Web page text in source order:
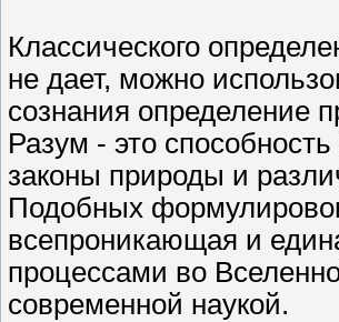
Классического
не дает, можно
сознания определение
Разум - это
законы природы и
Подобных
всепроникающая и
процессами во
современной наукой.